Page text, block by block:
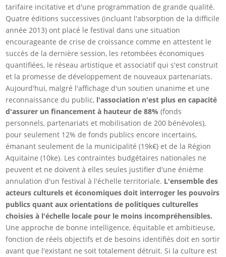
tarifaire incitative et d'une programmation de grande qualité.
Quatre éditions successives (incluant l'absorption de la difficile
année 2013) ont placé le festival dans une situation
encourageante de crise de croissance comme en attestent le
succès de la dernière session, les retombées économiques
quantifiées, le réseau artistique et associatif qui s'est construit
et la promesse de développement de nouveaux partenariats.
Aujourd'hui, malgré l'affichage d'un soutien unanime et une
reconnaissance du public, l'association n'est plus en capacité
d'assurer un financement à hauteur de 88% (fonds
personnels, partenariats et mobilisation de 200 bénévoles),
pour seulement 12% de fonds publics encore incertains,
émanant seulement de la municipalité (19k€) et de la Région
Aquitaine (10ke). Les contraintes budgétaires nationales ne
peuvent et ne doivent à elles seules justifier d'une énième
annulation d'un festival à l'échelle territoriale. L'ensemble des
acteurs culturels et économiques doit interroger les pouvoirs
publics quant aux orientations de politiques culturelles
choisies à l'échelle locale pour le moins incompréhensibles.
Une approche de bonne intelligence, équitable et ambitieuse,
fonction de réels objectifs et de besoins identifiés doit en sortir
avant que l'existant ne soit totalement détruit. Si la culture est